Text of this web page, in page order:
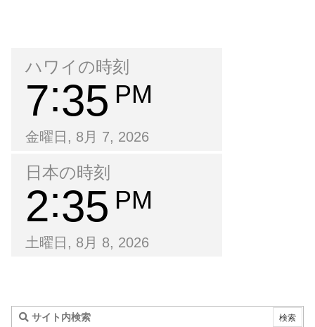
ハワイの時刻
7 35 PM
金曜日, 8月 7, 2026
日本の時刻
2 35 PM
土曜日, 8月 8, 2026